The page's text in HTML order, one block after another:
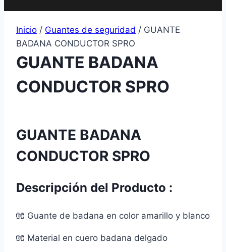
Inicio / Guantes de seguridad / GUANTE
BADANA CONDUCTOR SPRO
GUANTE BADANA
CONDUCTOR SPRO
GUANTE BADANA
CONDUCTOR SPRO
Descripción del Producto :
🧤 Guante de badana en color amarillo y blanco
🧤 Material en cuero badana delgado